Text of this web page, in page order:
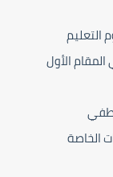
التعليم
الأول
الخاصة